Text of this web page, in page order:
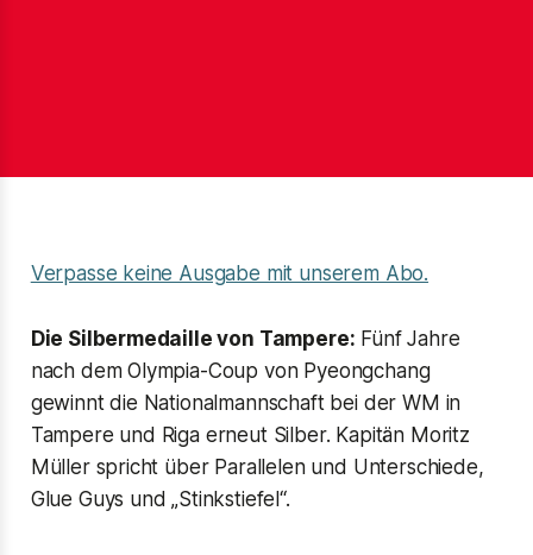
Verpasse keine Ausgabe mit unserem Abo.
Die Silbermedaille von Tampere: Fünf Jahre
nach dem Olympia-Coup von Pyeongchang
gewinnt die Nationalmannschaft bei der WM in
Tampere und Riga erneut Silber. Kapitän Moritz
Müller spricht über Parallelen und Unterschiede,
Glue Guys und „Stinkstiefel“.